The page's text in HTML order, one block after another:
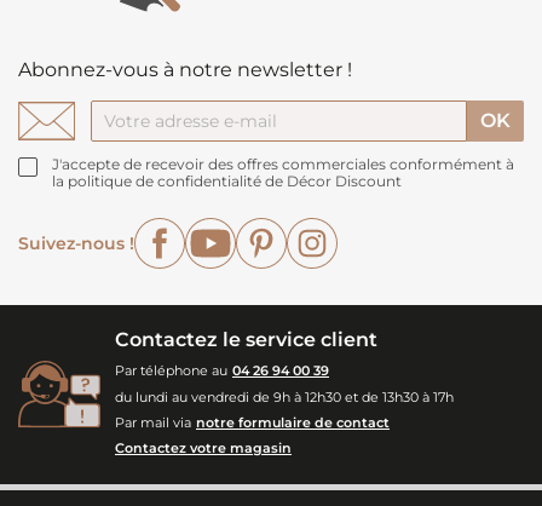
Abonnez-vous à notre newsletter !
J'accepte de recevoir des offres commerciales conformément à
la politique de confidentialité de Décor Discount
Suivez-nous !
FacebookYouTubePinterest
Contactez le service client
Par téléphone au 04 26 94 00 39
du lundi au vendredi de 9h à 12h30 et de 13h30 à 17h
Par mail via notre formulaire de contact
Contactez votre magasin